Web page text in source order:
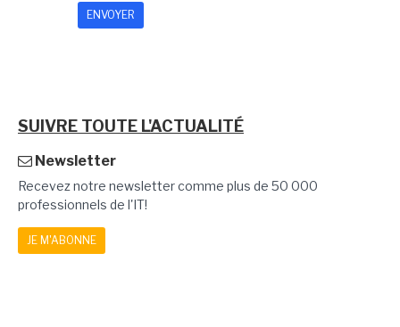
SUIVRE TOUTE L'ACTUALITÉ
Newsletter
Recevez notre newsletter comme plus de 50 000
professionnels de l'IT!
JE M'ABONNE